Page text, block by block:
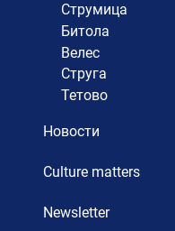
Струмица
Битола
Велес
Струга
Тетово
Новости
Culture matters
Newsletter